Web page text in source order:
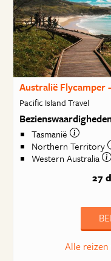
Australië Flycamper
Pacific Island Travel
Tasmanië
Northern Territory
Western Australia
27
Alle reizen